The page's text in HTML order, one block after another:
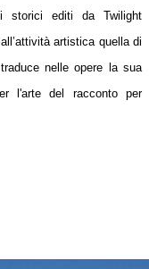
storici editi da Twilight
artistica quella di
nelle opere la sua
l'arte del racconto per